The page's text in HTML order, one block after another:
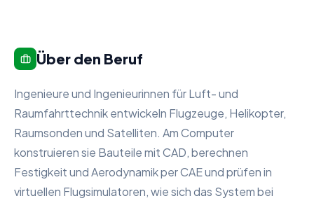
Über den Beruf
Ingenieure und Ingenieurinnen für Luft- und
Raumfahrttechnik entwickeln Flugzeuge, Helikopter,
Raumsonden und Satelliten. Am Computer
konstruieren sie Bauteile mit CAD, berechnen
Festigkeit und Aerodynamik per CAE und prüfen in
virtuellen Flugsimulatoren, wie sich das System bei